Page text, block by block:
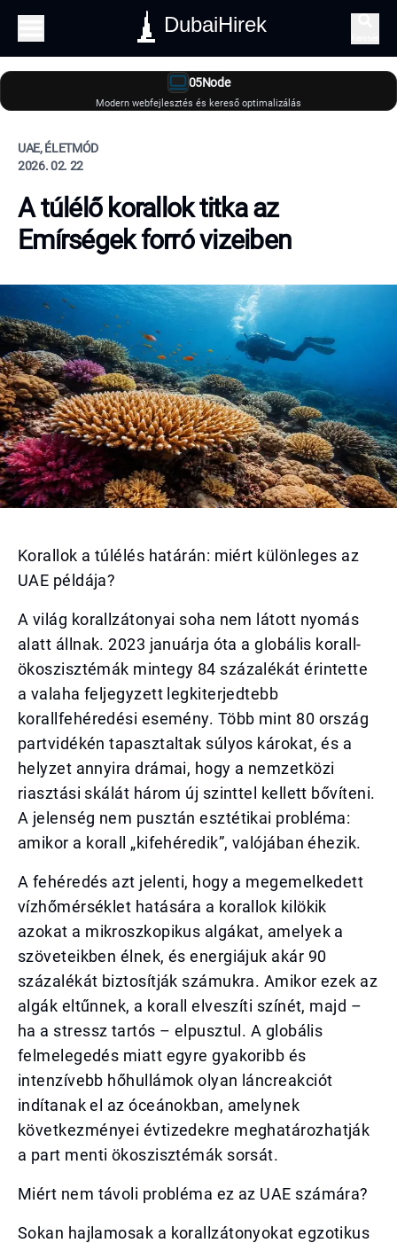
DubaiHirek
05Node
Modern webfejlesztés és kereső optimalizálás
UAE, ÉLETMÓD
2026. 02. 22
A túlélő korallok titka az
Emírségek forró vizeiben
Korallok a túlélés határán: miért különleges az
UAE példája?
A világ korallzátonyai soha nem látott nyomás
alatt állnak. 2023 januárja óta a globális korall-
ökoszisztémák mintegy 84 százalékát érintette
a valaha feljegyzett legkiterjedtebb
korallfehéredési esemény. Több mint 80 ország
partvidékén tapasztaltak súlyos károkat, és a
helyzet annyira drámai, hogy a nemzetközi
riasztási skálát három új szinttel kellett bővíteni.
A jelenség nem pusztán esztétikai probléma:
amikor a korall „kifehéredik”, valójában éhezik.
A fehéredés azt jelenti, hogy a megemelkedett
vízhőmérséklet hatására a korallok kilökik
azokat a mikroszkopikus algákat, amelyek a
szöveteikben élnek, és energiájuk akár 90
százalékát biztosítják számukra. Amikor ezek az
algák eltűnnek, a korall elveszíti színét, majd –
ha a stressz tartós – elpusztul. A globális
felmelegedés miatt egyre gyakoribb és
intenzívebb hőhullámok olyan láncreakciót
indítanak el az óceánokban, amelynek
következményei évtizedekre meghatározhatják
a part menti ökoszisztémák sorsát.
Miért nem távoli probléma ez az UAE számára?
Sokan hajlamosak a korallzátonyokat egzotikus